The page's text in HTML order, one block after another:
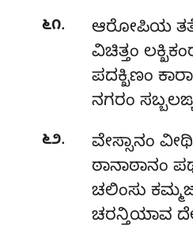
೬೧.
ಆರೋಪಿಯ
ವಿಚಿತ್ತಂ
ಪದಕ್ಖಿಣಂ
ನಗರಂ
೬೨. ವೇಸ್ಸಾನಂ
ಠಾನಾಠಾನಂ
ಚಲಿಂಸು
ಚರನ್ತಿಯಾವ